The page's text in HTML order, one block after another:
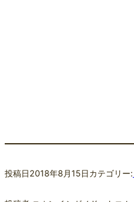
投稿日2018年8月15日カテゴリー: